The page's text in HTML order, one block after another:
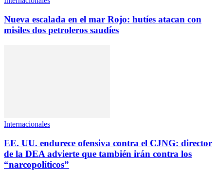
Nueva escalada en el mar Rojo: hutíes atacan con
misiles dos petroleros saudíes
Internacionales
EE. UU. endurece ofensiva contra el CJNG: director
de la DEA advierte que también irán contra los
“narcopolíticos”